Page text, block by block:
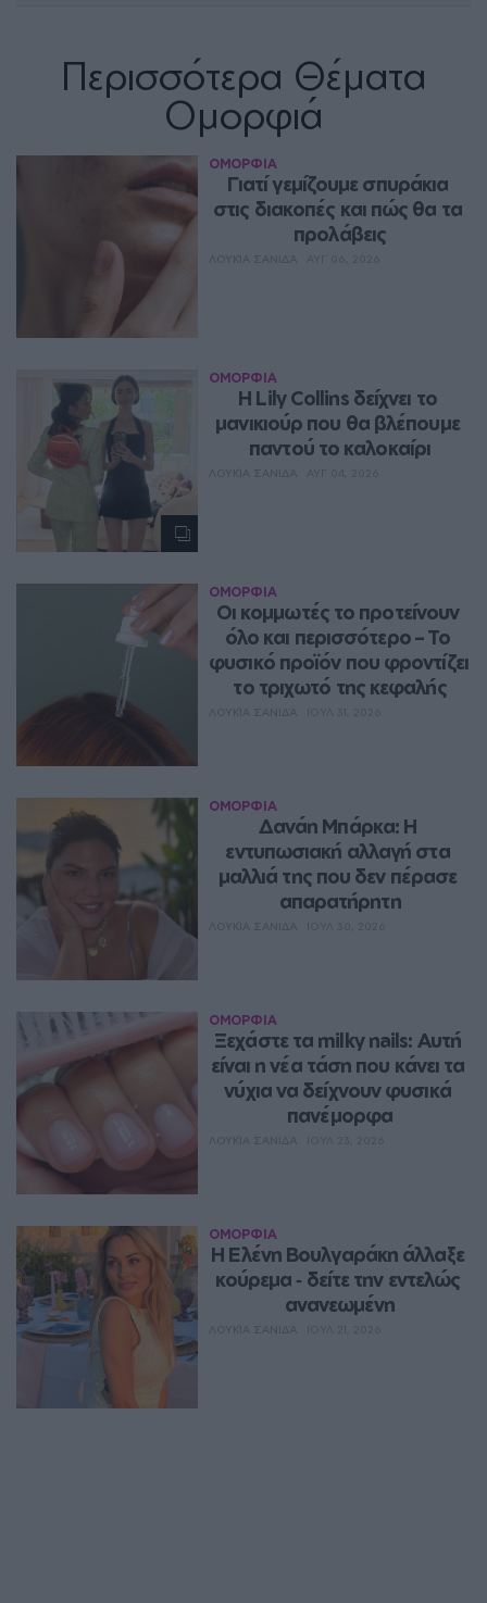
Περισσότερα Θέματα
Ομορφιά
ΟΜΟΡΦΙΑ
Γιατί γεμίζουμε σπυράκια
στις διακοπές και πώς θα τα
προλάβεις
ΟΜΟΡΦΙΑ
Η Lily Collins δείχνει το
μανικιούρ που θα βλέπουμε
παντού το καλοκαίρι
ΟΜΟΡΦΙΑ
Οι κομμωτές το προτείνουν
όλο και περισσότερο – Το
φυσικό προϊόν που φροντίζει
το τριχωτό της κεφαλής
ΟΜΟΡΦΙΑ
Δανάη Μπάρκα: Η
εντυπωσιακή αλλαγή στα
μαλλιά της που δεν πέρασε
απαρατήρητη
ΟΜΟΡΦΙΑ
Ξεχάστε τα milky nails: Αυτή
είναι η νέα τάση που κάνει τα
νύχια να δείχνουν φυσικά
πανέμορφα
ΟΜΟΡΦΙΑ
Η Ελένη Βουλγαράκη άλλαξε
κούρεμα ‑ δείτε την εντελώς
ανανεωμένη